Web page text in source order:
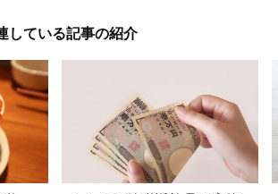
している記事の紹介